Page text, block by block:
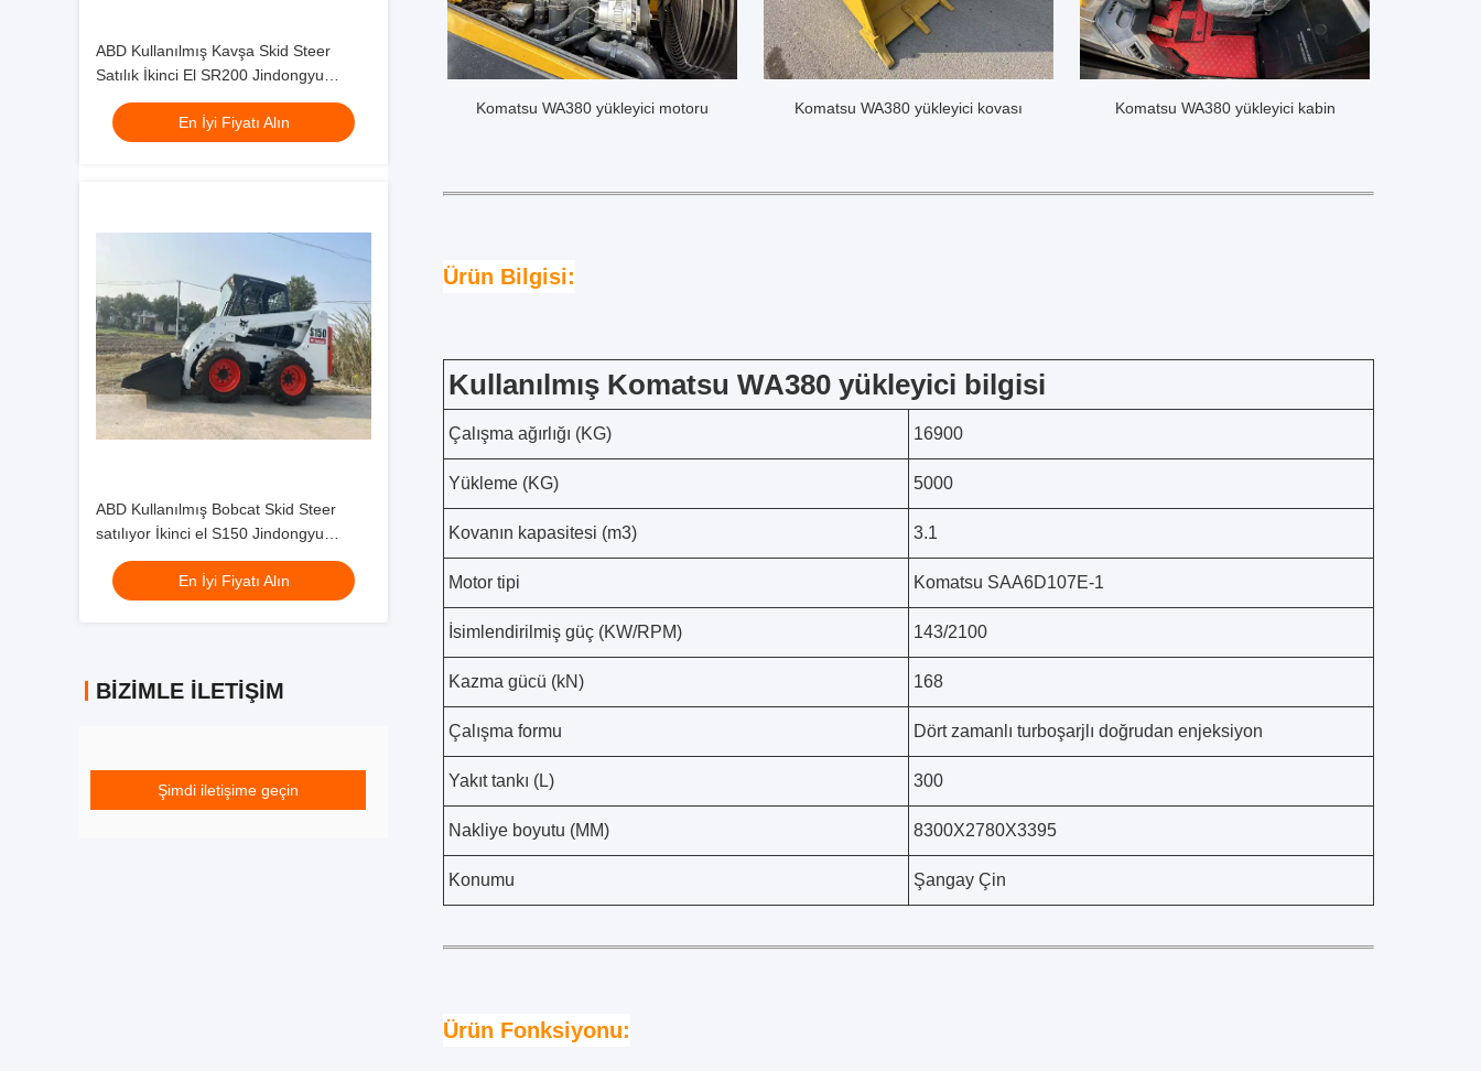
ABD Kullanılmış Kavşa Skid Steer
Satılık İkinci El SR200 Jindongyu
Makineleri
En İyi Fiyatı Alın
ABD Kullanılmış Bobcat Skid Steer
satılıyor İkinci el S150 Jindongyu
Makine
En İyi Fiyatı Alın
BIZIMLE İLETIŞIM
Şimdi iletişime geçin
Komatsu WA380 yükleyici motoru Komatsu WA380 yükleyici kovası Komatsu WA380 yükleyici kabin
Ürün Bilgisi:
Kullanılmış Komatsu WA380 yükleyici bilgisi
Çalışma ağırlığı (KG) 16900
Yükleme (KG) 5000
Kovanın kapasitesi (m3) 3.1
Motor tipi Komatsu SAA6D107E-1
İsimlendirilmiş güç (KW/RPM) 143/2100
Kazma gücü (kN) 168
Çalışma formu Dört zamanlı turboşarjlı doğrudan enjeksiyon
Yakıt tankı (L) 300
Nakliye boyutu (MM) 8300X2780X3395
Konumu Şangay Çin
Ürün Fonksiyonu: